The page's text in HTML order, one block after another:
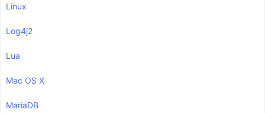
Linux
Log4j2
Lua
Mac OS X
MariaDB